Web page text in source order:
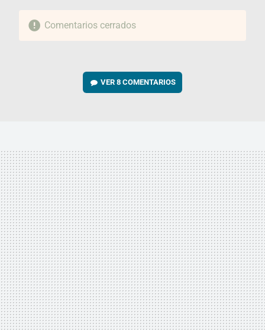
Comentarios cerrados
VER8 COMENTARIOS